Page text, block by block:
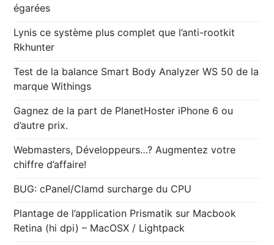
égarées
Lynis ce système plus complet que l’anti-rootkit
Rkhunter
Test de la balance Smart Body Analyzer WS 50 de la
marque Withings
Gagnez de la part de PlanetHoster iPhone 6 ou
d’autre prix.
Webmasters, Développeurs…? Augmentez votre
chiffre d’affaire!
BUG: cPanel/Clamd surcharge du CPU
Plantage de l’application Prismatik sur Macbook
Retina (hi dpi) – MacOSX / Lightpack